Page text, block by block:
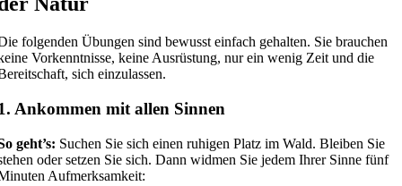
folgenden Übungen sind bewusst einfach gehalten. Sie brauchen
Vorkenntnisse, keine Ausrüstung, nur ein wenig Zeit und die
sich einzulassen.
Ankommen mit allen Sinnen
geht’s: Suchen Sie sich einen ruhigen Platz im Wald. Bleiben Sie
oder setzen Sie sich. Dann widmen Sie jedem Ihrer Sinne fünf
Aufmerksamkeit: